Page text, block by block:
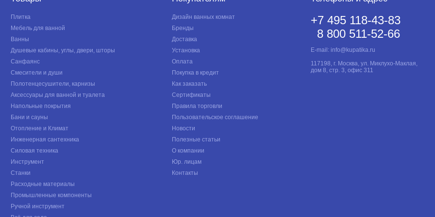
Плитка
Мебель для ванной
Ванны
Душевые кабины, углы, двери, шторы
Санфаянс
Смесители и души
Полотенцесушители, карнизы
Аксессуары для ванной и туалета
Напольные покрытия
Бани и сауны
Отопление и Климат
Инженерная сантехника
Силовая техника
Инструмент
Станки
Расходные материалы
Промышленные компоненты
Ручной инструмент
Дизайн ванных комнат
Бренды
Доставка
Установка
Оплата
Покупка в кредит
Как заказать
Сертификаты
Правила торговли
Пользовательское соглашение
Новости
Полезные статьи
О компании
Юр. лицам
Контакты
+7 495 118-43-83
8 800 511-52-66
E-mail: info@kupatika.ru
117198, г. Москва, ул. Миклухо-Маклая,
дом 8, стр. 3, офис 311